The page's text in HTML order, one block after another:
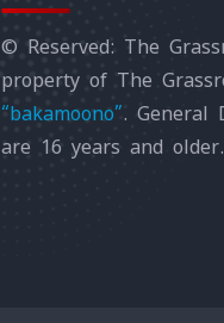
© Reserved: The
property of The
“bakamoono”. General
are 16 years and older.